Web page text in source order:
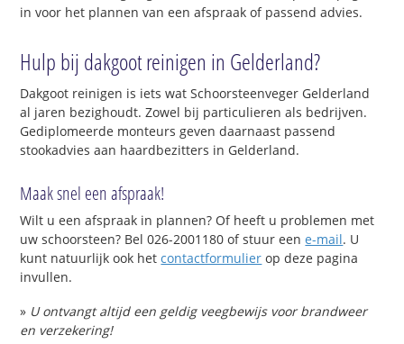
in voor het plannen van een afspraak of passend advies.
Hulp bij dakgoot reinigen in Gelderland?
Dakgoot reinigen is iets wat Schoorsteenveger Gelderland
al jaren bezighoudt. Zowel bij particulieren als bedrijven.
Gediplomeerde monteurs geven daarnaast passend
stookadvies aan haardbezitters in Gelderland.
Maak snel een afspraak!
Wilt u een afspraak in plannen? Of heeft u problemen met
uw schoorsteen? Bel 026-2001180 of stuur eene-mail. U
kunt natuurlijk ook hetcontactformulier op deze pagina
invullen.
» U ontvangt altijd een geldig veegbewijs voor brandweer
en verzekering!